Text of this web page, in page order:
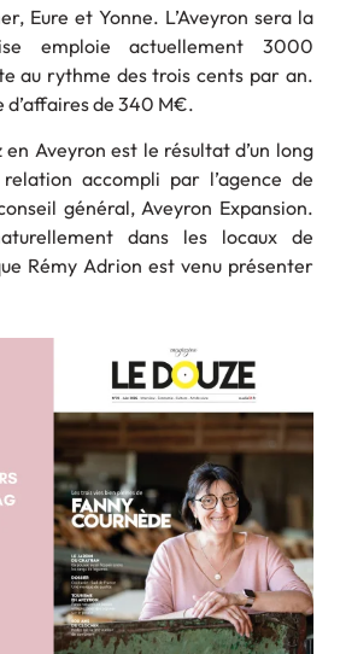
Eure et Yonne. L’Aveyron sera la
emploie actuellement 3000
au rythme des trois cents par an.
d’affaires de 340 M€.
en Aveyron est le résultat d’un long
accompli par l’agence de
général, Aveyron Expansion.
dans les locaux de
Rémy Adrion est venu présenter